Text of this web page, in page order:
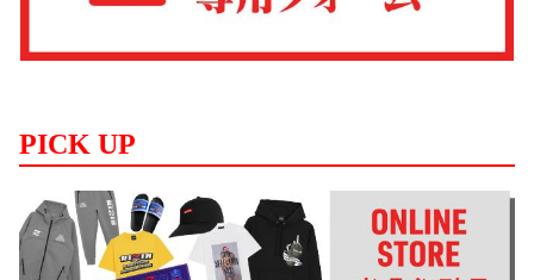
PICK UP